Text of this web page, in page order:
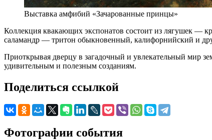
Выставка амфибий «Зачарованные принцы»
Коллекция квакающих экспонатов состоит из лягушек —
саламандр — тритон обыкновенный, калифорнийский и
Приоткрывая дверцу в загадочный и увлекательный мир
удивительным и полезным созданиям.
Поделиться ссылкой
Фотографии события